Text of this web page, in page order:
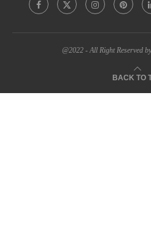
@2022 - All Right Reserved
BACK TO